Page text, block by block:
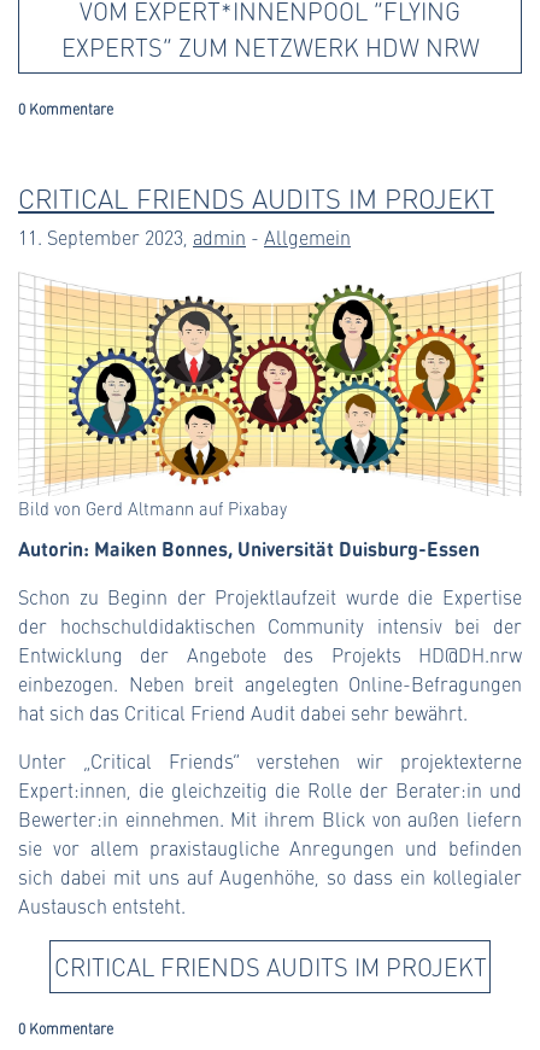
VOM EXPERT*INNENPOOL “FLYING
EXPERTS” ZUM NETZWERK HDW NRW
0 Kommentare
CRITICAL FRIENDS AUDITS IM PROJEKT
11. September 2023, admin - Allgemein
Bild von Gerd Altmann auf Pixabay
Autorin: Maiken Bonnes, Universität Duisburg-Essen
Schon zu Beginn der Projektlaufzeit wurde die Expertise
der hochschuldidaktischen Community intensiv bei der
Entwicklung der Angebote des Projekts HD@DH.nrw
einbezogen. Neben breit angelegten Online-Befragungen
hat sich das Critical Friend Audit dabei sehr bewährt.
Unter „Critical Friends“ verstehen wir projektexterne
Expert:innen, die gleichzeitig die Rolle der Berater:in und
Bewerter:in einnehmen. Mit ihrem Blick von außen liefern
sie vor allem praxistaugliche Anregungen und befinden
sich dabei mit uns auf Augenhöhe, so dass ein kollegialer
Austausch entsteht.
CRITICAL FRIENDS AUDITS IM PROJEKT
0 Kommentare